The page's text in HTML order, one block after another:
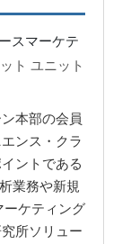
スマーケテ
ト ユニット
本部の会員
ンス・クラ
ントである
業務や新規
ーケティング
所ソリュー